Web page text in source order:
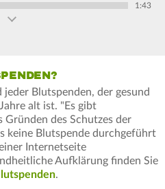
1:43
Blutspenden, der gesund
alt ist. "Es gibt
Gründen des Schutzes der
keine Blutspende durchgeführt
Internetseite
Aufklärung finden Sie
.